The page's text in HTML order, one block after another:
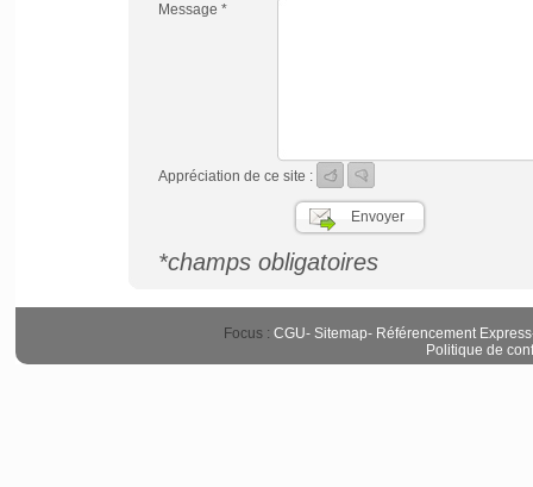
Message *
Appréciation de ce site :
*champs obligatoires
Focus : CGU- Sitemap- Référencement Express
Politique de